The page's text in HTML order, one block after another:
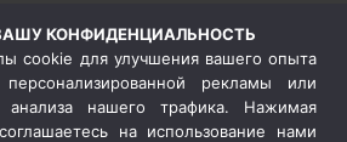
(3)
(3)
КОНФИДЕНЦИАЛЬНОСТЬ
cookie для улучшения вашего опыта
рекламы или
нашего трафика. Нажимая
на использование нами